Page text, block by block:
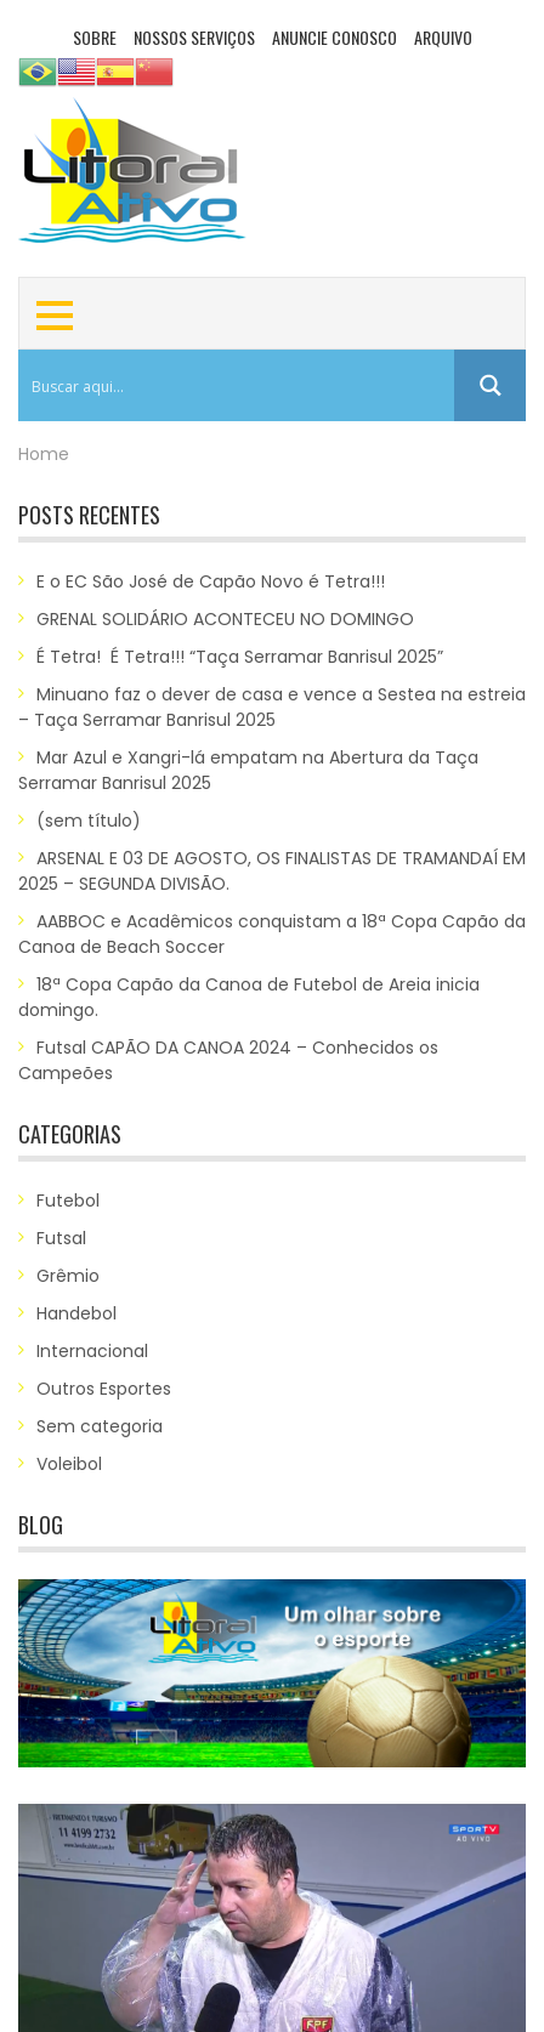
SOBRE NOSSOS SERVIÇOS ANUNCIE CONOSCO ARQUIVO
Home
POSTS RECENTES
E o EC São José de Capão Novo é Tetra!!!
GRENAL SOLIDÁRIO ACONTECEU NO DOMINGO
É Tetra! É Tetra!!! “Taça Serramar Banrisul 2025”
Minuano faz o dever de casa e vence a Sestea na estreia
– Taça Serramar Banrisul 2025
Mar Azul e Xangri-lá empatam na Abertura da Taça
Serramar Banrisul 2025
(sem título)
ARSENAL E 03 DE AGOSTO, OS FINALISTAS DE TRAMANDAÍ EM
2025 – SEGUNDA DIVISÃO.
AABBOC e Acadêmicos conquistam a 18ª Copa Capão da
Canoa de Beach Soccer
18ª Copa Capão da Canoa de Futebol de Areia inicia
domingo.
Futsal CAPÃO DA CANOA 2024 – Conhecidos os
Campeões
CATEGORIAS
Futebol
Futsal
Grêmio
Handebol
Internacional
Outros Esportes
Sem categoria
Voleibol
BLOG